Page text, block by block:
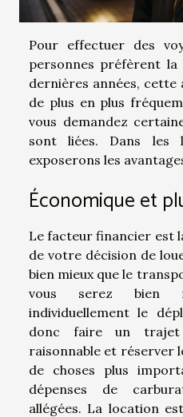
Pour effectuer des
personnes préfèrent la
dernières années,
de plus en plus
vous demandez
sont liées. Dans les
exposerons les
Économique et
Le facteur financier est
de votre décision de
bien mieux que le
vous serez bien
individuellement le
donc faire un trajet
raisonnable et réserver
de choses plus
dépenses de
allégées. La location